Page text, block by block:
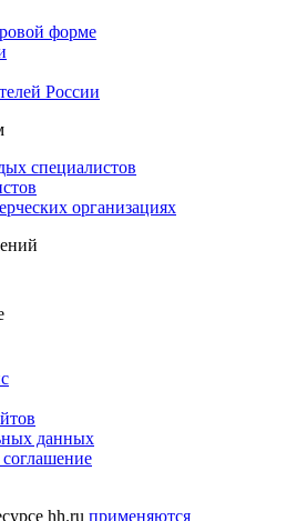
форме
России
специалистов
организациях
данных
соглашение
hh.ru применяются